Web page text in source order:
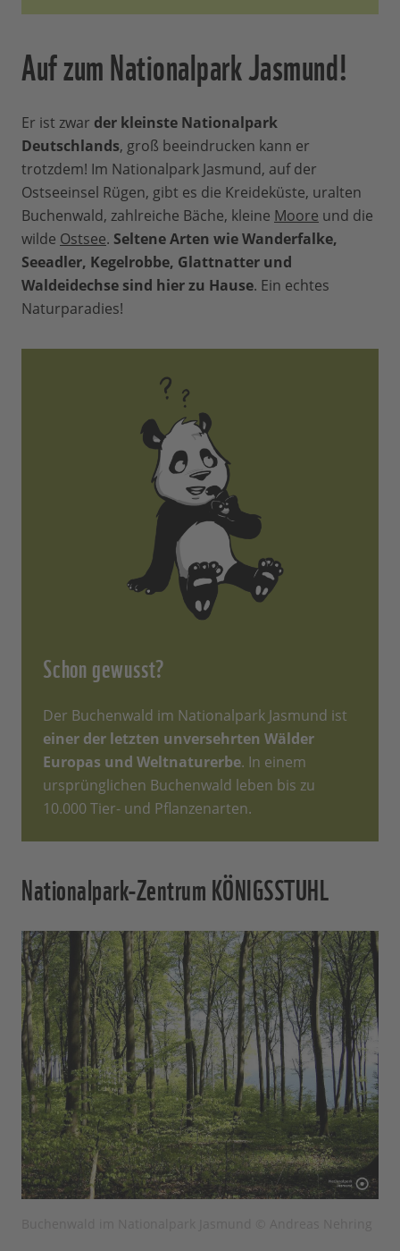
Auf zum Nationalpark Jasmund!
Er ist zwar der kleinste Nationalpark
Deutschlands, groß beeindrucken kann er
trotzdem! Im Nationalpark Jasmund, auf der
Ostseeinsel Rügen, gibt es die Kreideküste, uralten
Buchenwald, zahlreiche Bäche, kleine Moore und die
wilde Ostsee. Seltene Arten wie Wanderfalke,
Seeadler, Kegelrobbe, Glattnatter und
Waldeidechse sind hier zu Hause. Ein echtes
Naturparadies!
Schon gewusst?
Der Buchenwald im Nationalpark Jasmund ist
einer der letzten unversehrten Wälder
Europas und Weltnaturerbe. In einem
ursprünglichen Buchenwald leben bis zu
10.000 Tier- und Pflanzenarten.
Nationalpark-Zentrum KÖNIGSSTUHL